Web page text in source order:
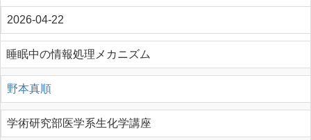
2026-04-22
睡眠中の情報処理メカニズム
野本真順
学術研究部医学系生化学講座